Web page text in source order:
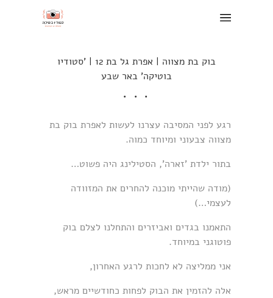
בוק בת מצווה | אפרת גל בת 12 | 'סטודיו
בוטיקה' באר שבע
רגע לפני המסיבה עצרנו לעשות לאפרת בוק בת
מצווה צבעוני ומיוחד כמוה.
בתור ילדת 'זארה', הסטילינג היה פשוט…
(מודה שהייתי מוכנה להחרים את המזוודה
לעצמי…)
התאמנו בגדים ואביזרים והתחלנו לצלם בוק
פוטוגני במיוחד.
אני ממליצה לא לחכות לרגע האחרון,
אלה להזמין את הבוק לפחות כחודשיים מראש,